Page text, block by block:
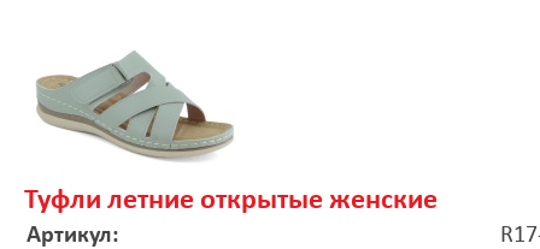
Туфли летние открытые женские
Артикул: